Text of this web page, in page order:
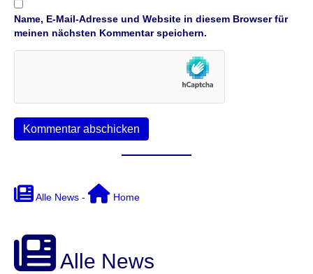
Name, E-Mail-Adresse und Website in diesem Browser für
meinen nächsten Kommentar speichern.
Alle News - Home
Alle News